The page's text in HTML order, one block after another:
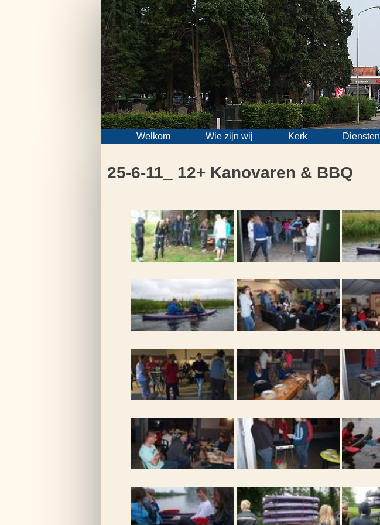
Skip
to
content
Welkom Wie zijn wij Kerk Diensten
25-6-11_ 12+ Kanovaren & BBQ
Bericht
navigatie